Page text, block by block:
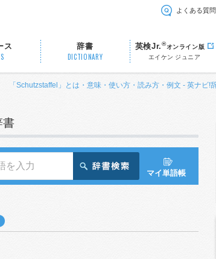
よくある質
ス 辞書
DICTIONARY
英検Jr.®オンライン版
エイケン ジュニア
「Schutzstaffel」とは・意味・使い方・読み方・例文 - 英ナビ!
書
マイ単語帳